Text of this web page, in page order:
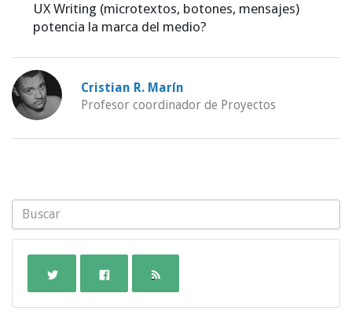
UX Writing (microtextos, botones, mensajes)
potencia la marca del medio?
Cristian R. Marín
Profesor coordinador de Proyectos